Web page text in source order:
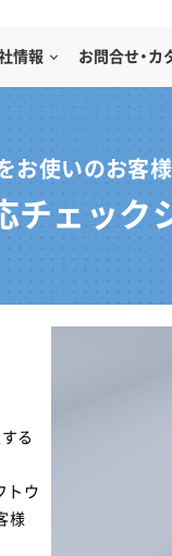
情報 お問合せ・カ
お使いのお客様
チェック
る
トウ
様